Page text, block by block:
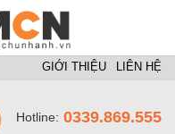
GIỚI THIỆU LIÊN HỆ
Hotline: 0339.869.555